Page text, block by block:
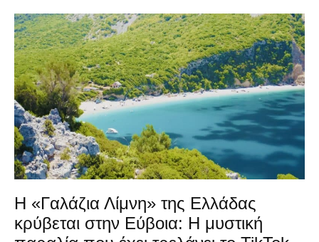
Η «Γαλάζια Λίμνη» της Ελλάδας
κρύβεται στην Εύβοια: Η μυστική